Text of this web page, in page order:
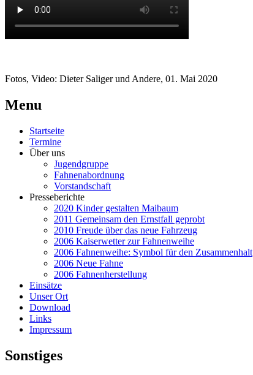
Fotos, Video: Dieter Saliger und Andere, 01. Mai 2020
Menu
Startseite
Termine
Über uns
Jugendgruppe
Fahnenabordnung
Vorstandschaft
Presseberichte
2020 Kinder gestalten Maibaum
2011 Gemeinsam den Ernstfall geprobt
2010 Freude über das neue Fahrzeug
2006 Kaiserwetter zur Fahnenweihe
2006 Fahnenweihe: Symbol für den Zusammenhalt
2006 Neue Fahne
2006 Fahnenherstellung
Einsätze
Unser Ort
Download
Links
Impressum
Sonstiges